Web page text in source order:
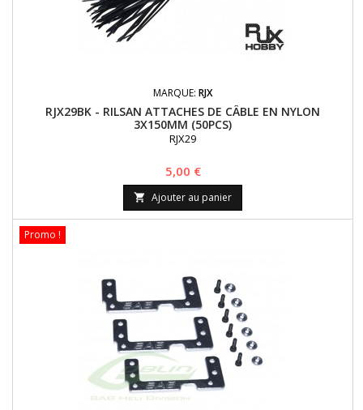
MARQUE: RJX
RJX29BK - RILSAN ATTACHES DE CÂBLE EN NYLON
3X150MM (50PCS)
RJX29
Prix
5,00 €
 Ajouter au panier
Promo !